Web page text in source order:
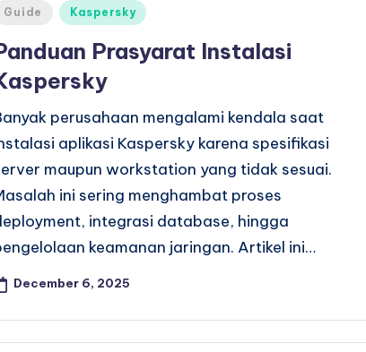
Guide Kaspersky
Prasyarat Instalasi
perusahaan mengalami kendala saat
aplikasi Kaspersky karena spesifikasi
maupun workstation yang tidak sesuai.
ini sering menghambat proses
integrasi database, hingga
keamanan jaringan. Artikel ini…
December 6, 2025